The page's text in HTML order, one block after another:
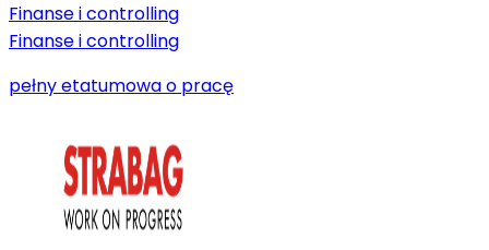
Finanse i controlling
Finanse i controlling
pełny etatumowa o pracę